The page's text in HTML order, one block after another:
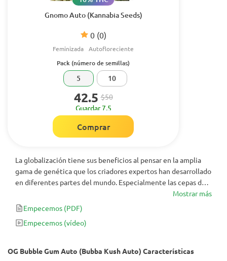
Gnomo Auto (Kannabia Seeds)
0 (0)
Feminizada Autofloreciente
Pack (número de semillas)
5 10
42.5 $50
Guardar 7.5
Comprar
La globalización tiene sus beneficios al pensar en la amplia
gama de genética que los criadores expertos han desarrollado
en diferentes partes del mundo. Especialmente las cepas de
los EE. UU. Ganaron cada vez más influencia a lo largo de los
años. Se las arreglaron para satisfacer a los exigentes
productores y fumadores de Europa que tenían hambre de
nuevos sabores y perfiles de cannabinoides. Zambeza Seeds
estadounidense muy potente para c
Mostrar más
Empecemos (PDF)
Empecemos (vídeo)
OG Bubble Gum Auto (Bubba Kush Auto) Características